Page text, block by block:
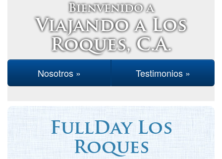
Bienvenido a
Viajando a Los
Roques, C.A.
Nosotros » Testimonios »
FullDay Los
Roques